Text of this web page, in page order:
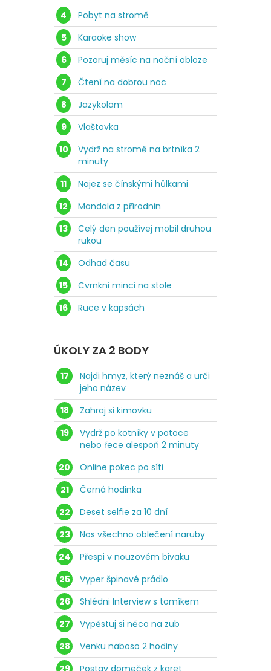
4
Pobyt na stromě
5
Karaoke show
6
Pozoruj měsíc na noční obloze
7
Čtení na dobrou noc
8
Jazykolam
9
Vlaštovka
10
Vydrž na stromě na brtníka 2
minuty
11
Najez se čínskými hůlkami
12
Mandala z přírodnin
13
Celý den používej mobil druhou
rukou
14
Odhad času
15
Cvrnkni minci na stole
16
Ruce v kapsách
ÚKOLY ZA 2 BODY
17
Najdi hmyz, který neznáš a urči
jeho název
18
Zahraj si kimovku
19
Vydrž po kotníky v potoce
nebo řece alespoň 2 minuty
20
Online pokec po síti
21
Černá hodinka
22
Deset selfie za 10 dní
23
Nos všechno oblečení naruby
24
Přespi v nouzovém bivaku
25
Vyper špinavé prádlo
26
Shlédni Interview s tomíkem
27
Vypěstuj si něco na zub
28
Venku naboso 2 hodiny
29
Postav domeček z karet